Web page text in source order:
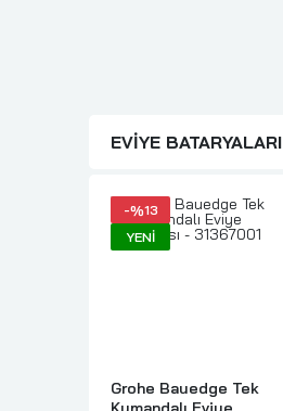
EVIYE BATARYALARI
-%13
YENI
Grohe Bauedge Tek